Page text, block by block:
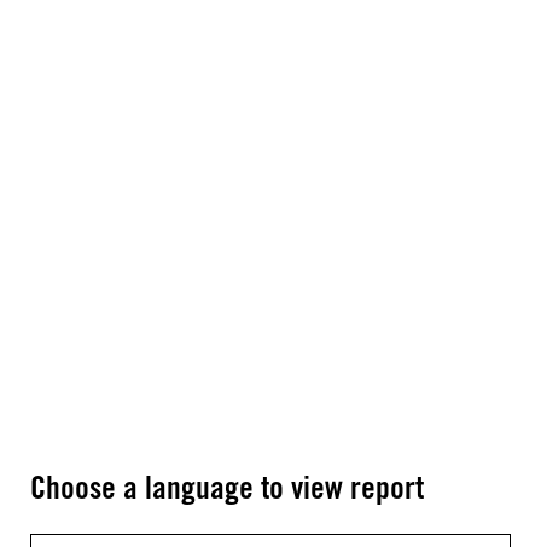
Choose a language to view report